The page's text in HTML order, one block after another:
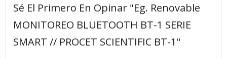
Sé El Primero En Opinar "Eg. Renovable
MONITOREO BLUETOOTH BT-1 SERIE
SMART // PROCET SCIENTIFIC BT-1"